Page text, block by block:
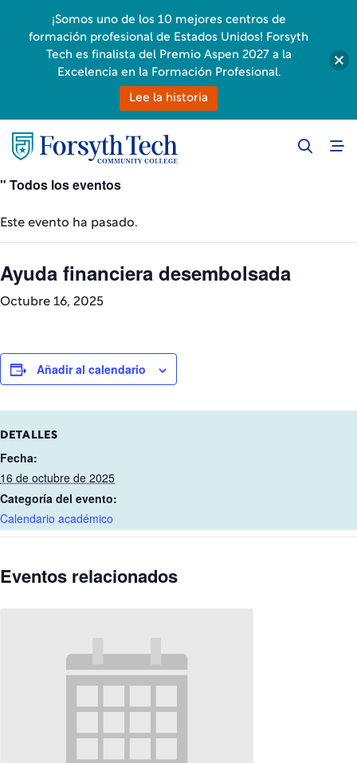
" Todos los eventos
Este evento ha pasado.
Ayuda financiera desembolsada
Octubre 16, 2025
Añadir al calendario
DETALLES
Fecha:
16 de octubre de 2025
Categoría del evento:
Calendario académico
Eventos relacionados
¡Somos uno de los 10 mejores centros de
formación profesional de Estados Unidos! Forsyth
Tech es finalista del Premio Aspen 2027 a la
Excelencia en la Formación Profesional.
Lee la historia